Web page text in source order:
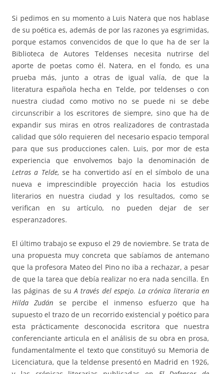
Si pedimos en su momento a Luis Natera que nos hablase
de su poética es, además de por las razones ya esgrimidas,
porque estamos convencidos de que lo que ha de ser la
Biblioteca de Autores Teldenses necesita nutrirse del
aporte de poetas como él. Natera, en el fondo, es una
prueba más, junto a otras de igual valía, de que la
literatura española hecha en Telde, por teldenses o con
nuestra ciudad como motivo no se puede ni se debe
circunscribir a los escritores de siempre, sino que ha de
expandir sus miras en otros realizadores de contrastada
calidad que sólo requieren del necesario espacio temporal
para que sus producciones calen. Luis, por mor de esta
experiencia que envolvemos bajo la denominación de
Letras a Telde,se ha convertido así en el símbolo de una
nueva e imprescindible proyección hacia los estudios
literarios en nuestra ciudad y los resultados, como se
verifican en su artículo, no pueden dejar de ser
esperanzadores.
El último trabajo se expuso el 29 de noviembre. Se trata de
una propuesta muy concreta que sabíamos de antemano
que la profesora Mateo del Pino no iba a rechazar, a pesar
de que la tarea que debía realizar no era nada sencilla. En
las páginas de suA través del espejo. La crónica literaria en
Hilda Zudán
se percibe el inmenso esfuerzo que ha
supuesto el trazo de un recorrido existencial y poético para
esta prácticamente desconocida escritora que nuestra
conferenciante articula en el análisis de su obra en prosa,
fundamentalmente el texto que constituyó su Memoria de
Licenciatura, que la teldense presentó en Madrid en 1926,